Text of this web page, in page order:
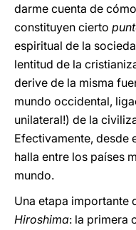
darme cuenta de cómo
constituyen cierto
espiritual de la
lentitud de la
derive de la misma
mundo occidental,
unilateral!) de la
Efectivamente, desde
halla entre los países
mundo.
Una etapa importante
Hiroshima: la primera